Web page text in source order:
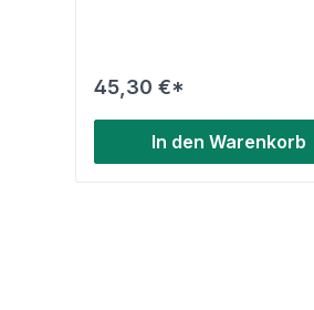
45,30 €*
In den Warenkorb